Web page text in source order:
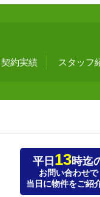
契約実績 スタッフ
平日 13時迄
お問い合わせで
当日に物件をご紹